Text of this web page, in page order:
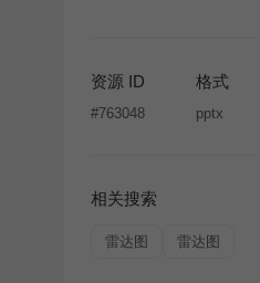
版权声明
条款，禁止任何
经投权许可任何人不得擅
资源 ID
#763048
格式
pptx
相关搜索
雷达图 雷达图